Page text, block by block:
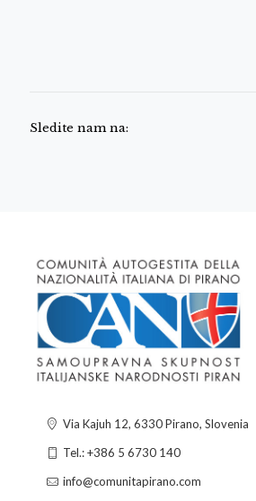
Sledite nam na:
Via Kajuh 12, 6330 Pirano, Slovenia
Tel.: +386 5 6730 140
info@comunitapirano.com